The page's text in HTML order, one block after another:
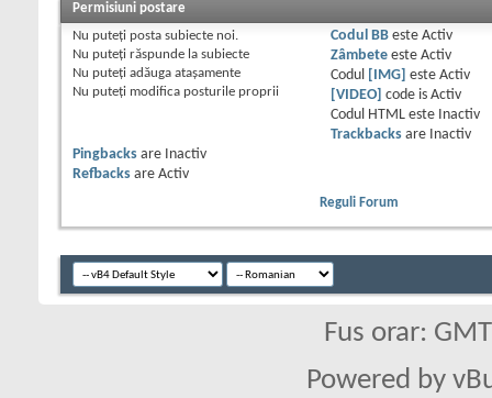
Permisiuni postare
Nu puteţi posta subiecte noi.
Nu puteţi răspunde la subiecte
Nu puteţi adăuga ataşamente
Nu puteţi modifica posturile proprii
Codul BBeste Activ
Zâmbeteeste Activ
Codul
[IMG] este Activ
[VIDEO]
code is Activ
Codul HTML este
Inactiv
Trackbacksare
Inactiv
Pingbacks are
Inactiv
Refbacks are Activ
Reguli Forum
Fus orar:
Powered by